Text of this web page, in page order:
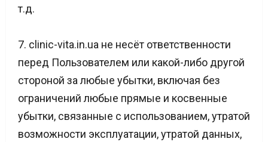
т.д.
7. clinic-vita.in.ua не несёт ответственности
перед Пользователем или какой-либо другой
стороной за любые убытки, включая без
ограничений любые прямые и косвенные
убытки, связанные с использованием, утратой
возможности эксплуатации, утратой данных,